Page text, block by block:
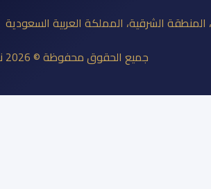
المنطقة الشرقية، المملكة العربية السعودية
جميع الحقوق محفوظة © 2026 نادي الباطن السعودي